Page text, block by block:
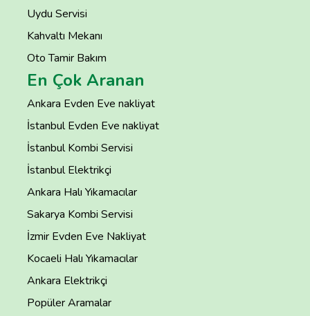
Uydu Servisi
Kahvaltı Mekanı
Oto Tamir Bakım
En Çok Aranan
Ankara Evden Eve nakliyat
İstanbul Evden Eve nakliyat
İstanbul Kombi Servisi
İstanbul Elektrikçi
Ankara Halı Yıkamacılar
Sakarya Kombi Servisi
İzmir Evden Eve Nakliyat
Kocaeli Halı Yıkamacılar
Ankara Elektrikçi
Popüler Aramalar